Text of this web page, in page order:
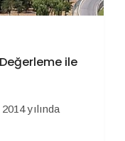
ile
yılında